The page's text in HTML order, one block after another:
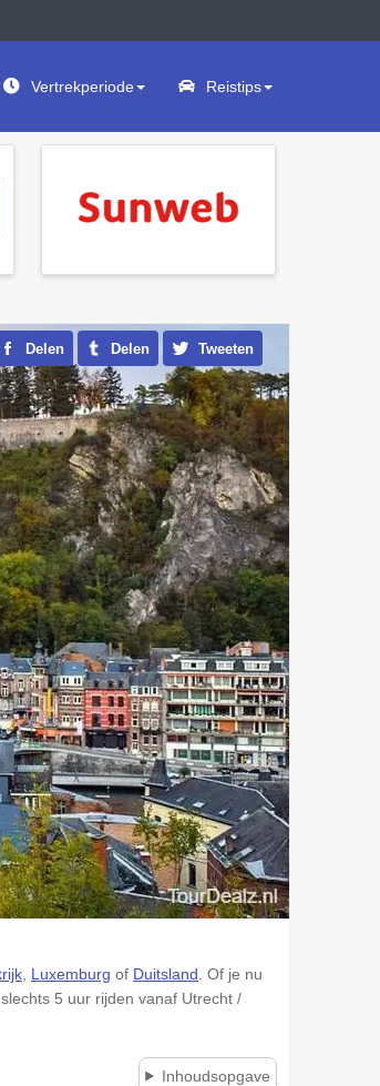
Vertrekperiode Reistips
Delen Delen Tweeten
Luxemburg of Duitsland . Of je nu
5 uur rijden vanaf Utrecht /
Inhoudsopgave